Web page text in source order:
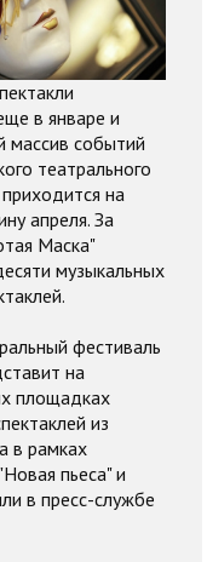
в январе и
массив событий
театрального
на
апреля. За
Маска"
музыкальных
фестиваль
на
площадках
из
в рамках
пьеса" и
в пресс-службе